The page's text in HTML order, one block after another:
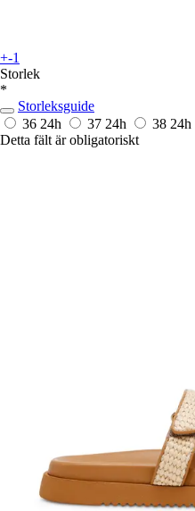
+-1
Storlek
*
Storleksguide
36 24h 37 24h 38 24h
Detta fält är obligatoriskt